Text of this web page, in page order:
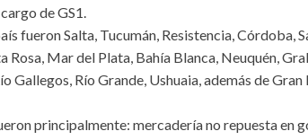
de GS1.
fueron Salta, Tucumán, Resistencia, Córdoba,
Rosa, Mar del Plata, Bahía Blanca, Neuquén,
Gallegos, Río Grande, Ushuaia, además de Gran
principalmente: mercadería no repuesta en